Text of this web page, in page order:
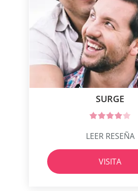
SURGE
LEER RESEÑA
VISITA